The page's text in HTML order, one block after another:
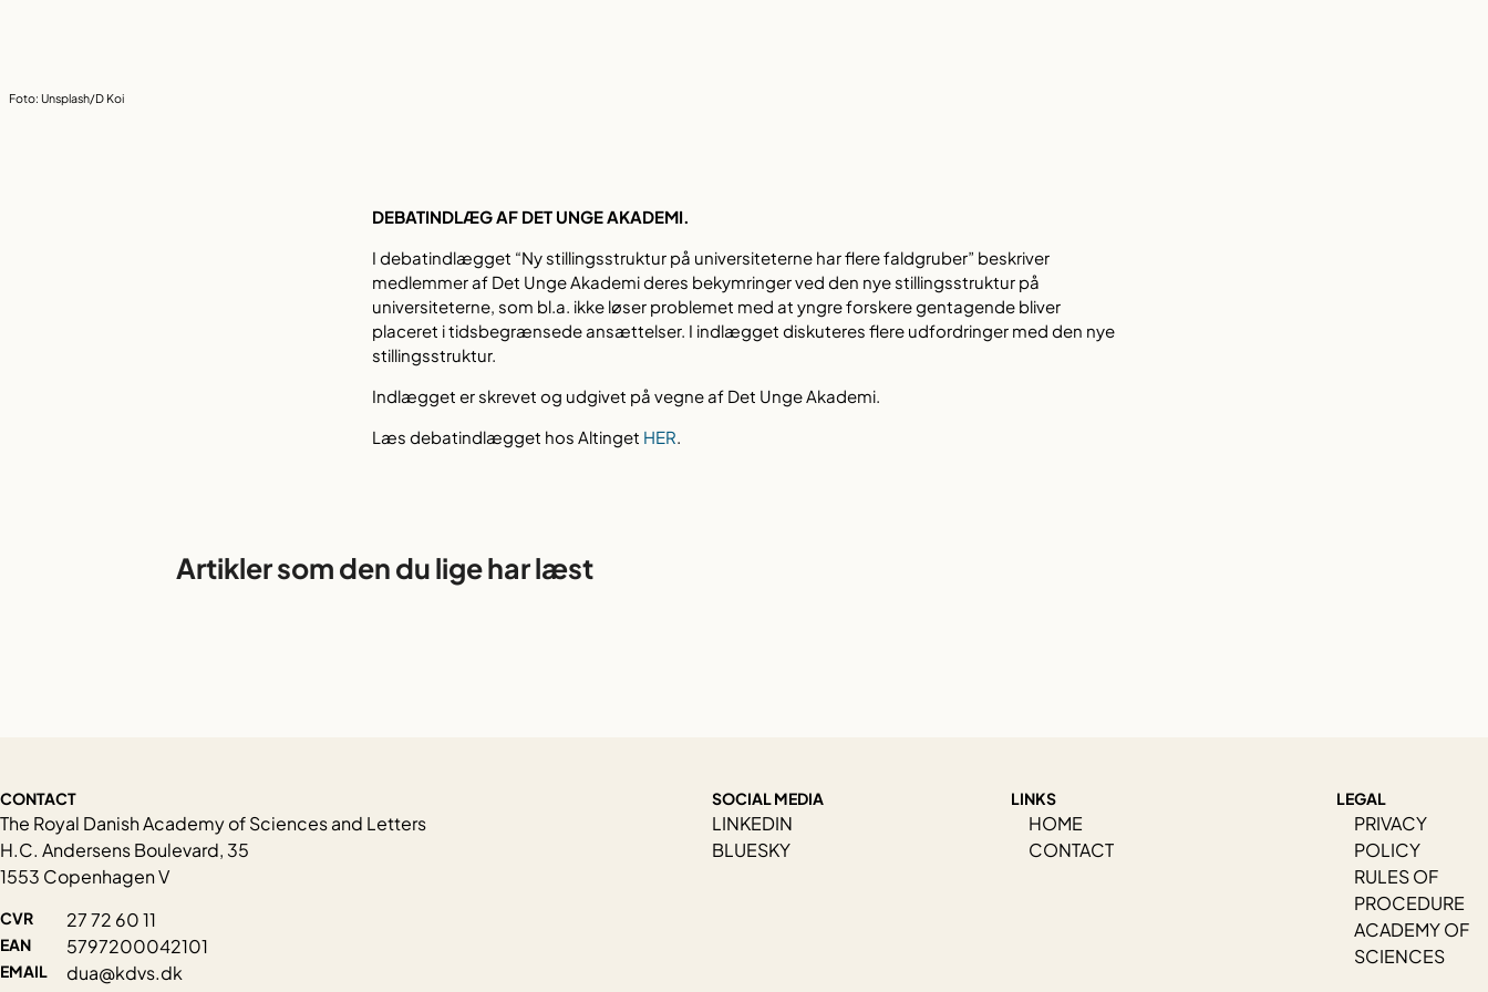
Foto: Unsplash/D Koi
DEBATINDLÆG AF DET UNGE AKADEMI.
I debatindlægget “Ny stillingsstruktur på universiteterne har flere faldgruber” beskriver
medlemmer af Det Unge Akademi deres bekymringer ved den nye stillingsstruktur på
universiteterne, som bl.a. ikke løser problemet med at yngre forskere gentagende bliver
placeret i tidsbegrænsede ansættelser. I indlægget diskuteres flere udfordringer med den nye
stillingsstruktur.
Indlægget er skrevet og udgivet på vegne af Det Unge Akademi.
Læs debatindlægget hos Altinget HER
Artikler som den du lige har læst
CONTACT
The Royal Danish Academy of Sciences and Letters
H.C. Andersens Boulevard, 35
1553 Copenhagen V
CVR 27 72 60 11
EAN 5797200042101
EMAIL dua@kdvs.dk
SOCIAL MEDIA
LINKEDIN
BLUESKY
LINKS
HOME
CONTACT
LEGAL
PRIVACY
POLICY
RULES OF
PROCEDURE
ACADEMY OF
SCIENCES